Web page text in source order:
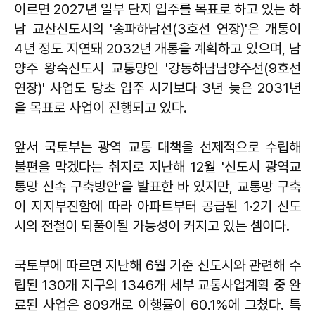
이르면 2027년 일부 단지 입주를 목표로 하고 있는 하
남 교산신도시의 '송파하남선(3호선 연장)'은 개통이
4년 정도 지연돼 2032년 개통을 계획하고 있으며, 남
양주 왕숙신도시 교통망인 '강동하남남양주선(9호선
연장)' 사업도 당초 입주 시기보다 3년 늦은 2031년
을 목표로 사업이 진행되고 있다.
앞서 국토부는 광역 교통 대책을 선제적으로 수립해
불편을 막겠다는 취지로 지난해 12월 '신도시 광역교
통망 신속 구축방안'을 발표한 바 있지만, 교통망 구축
이 지지부진함에 따라 아파트부터 공급된 1·2기 신도
시의 전철이 되풀이될 가능성이 커지고 있는 셈이다.
국토부에 따르면 지난해 6월 기준 신도시와 관련해 수
립된 130개 지구의 1346개 세부 교통사업계획 중 완
료된 사업은 809개로 이행률이 60.1%에 그쳤다. 특